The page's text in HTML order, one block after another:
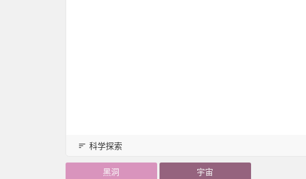
科学探索
黑洞 宇宙